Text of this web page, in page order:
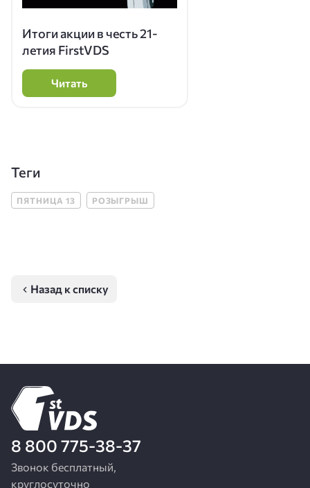
Итоги акции в честь 21-
летия FirstVDS
Читать
Теги
ПЯТНИЦА 13 РОЗЫГРЫШ
Назад к списку
8 800 775-38-37
Звонок бесплатный,
круглосуточно